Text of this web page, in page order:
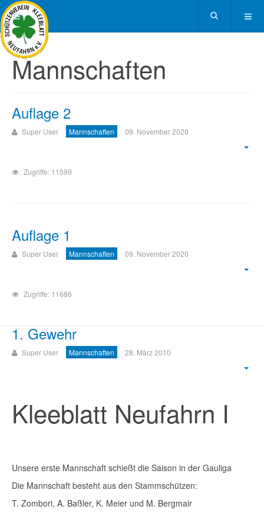
Mannschaften
Auflage 2
Super User Mannschaften 09. November 2020
Zugriffe: 11599
Auflage 1
Super User Mannschaften 09. November 2020
Zugriffe: 11686
1. Gewehr
Super User Mannschaften 28. März 2010
Kleeblatt Neufahrn I
Unsere erste Mannschaft schießt die Saison in der Gauliga
Die Mannschaft besteht aus den Stammschützen:
T. Zombori, A. Baßler, K. Meier und M. Bergmair